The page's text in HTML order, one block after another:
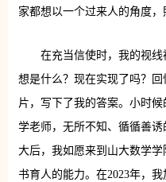
家都想以一个过来人的角度，
在充当信使时，我的视
想是什么？现在实现了吗？
片，写下了我的答案。小时
学老师，无所不知、循循善
大后，我如愿来到山大数学
书育人的能力。在2023年，